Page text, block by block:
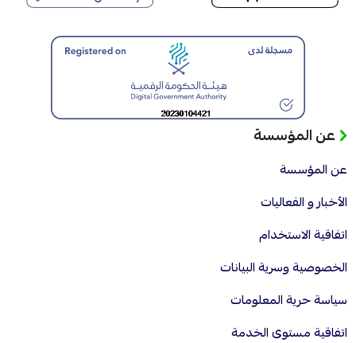
عن المؤسسة
عن المؤسسة
الأخبار و الفعاليات
اتفاقية الاستخدام
الخصوصية وسرية البيانات
سياسة حرية المعلومات
اتفاقية مستوى الخدمة